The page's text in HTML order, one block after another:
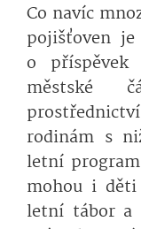
Co navíc
pojišťoven
o
městské
rodinám s
letní
mohou i
letní tábor a